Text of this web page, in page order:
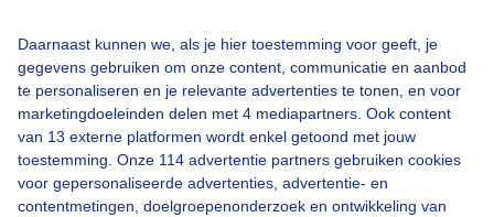
Daarnaast kunnen we, als je hier toestemming voor geeft, je
gegevens gebruiken om onze content, communicatie en aanbod
te personaliseren en je relevante advertenties te tonen, en voor
marketingdoeleinden delen met 4 mediapartners. Ook content
van 13 externe platformen wordt enkel getoond met jouw
toestemming. Onze 114 advertentie partners gebruiken cookies
voor gepersonaliseerde advertenties, advertentie- en
contentmetingen, doelgroepenonderzoek en ontwikkeling van
Over Buienradar